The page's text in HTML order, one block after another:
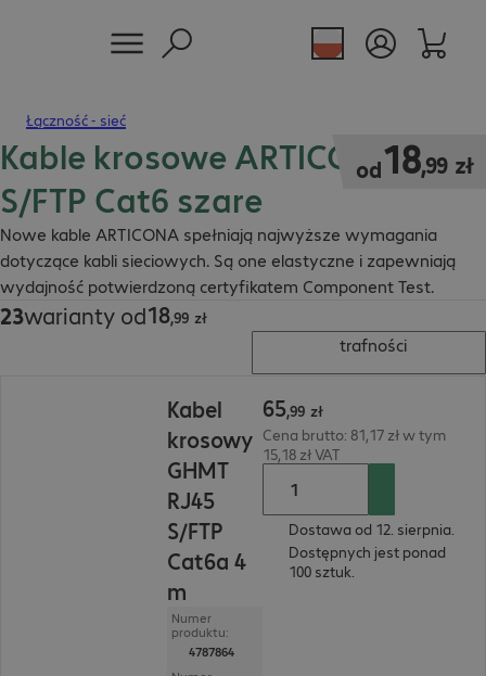
Łączność - sieć
Kable krosowe ARTICONA RJ45
S/FTP Cat6 szare
Nowe kable ARTICONA spełniają najwyższe wymagania
dotyczące kabli sieciowych. Są one elastyczne i zapewniają
wydajność potwierdzoną certyfikatem Component Test.
od18,99 zł
18,99 zł
23warianty od18,99 zł
18,99 zł
trafności
Kabel
krosowy
GHMT
RJ45
S/FTP
Cat6a 4
m
Numer
produktu:
4787864
65,99 zł
Cena brutto: 81,17 zł w tym
15,18 zł VAT
Dostawa od 12. sierpnia.
Dostępnych jest ponad
100 sztuk.